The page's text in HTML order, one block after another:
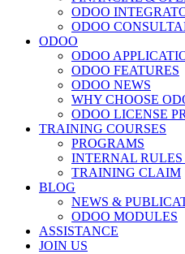
ODOO
ODOO
ODOO
ODOO
ODOO FEATURES
ODOO NEWS
WHY CHOOSE
ODOO LICENSE
TRAINING COURSES
PROGRAMS
INTERNAL
TRAINING CLAIM
BLOG
NEWS &
ODOO MODULES
ASSISTANCE
JOIN US